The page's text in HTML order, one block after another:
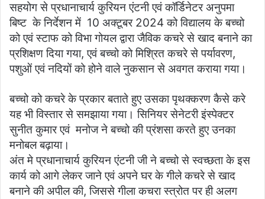
सहयोग से प्रधानाचार्य कुरियन एंटनी एवं कॉर्डिनेटर अनुपमा
बिष्ट के निर्देशन में 10 अक्टूबर 2024 को विद्यालय के बच्चो
को एवं स्टाफ को विभा गोयल द्वारा जैविक कचरे से खाद बनाने का
प्रशिक्षण दिया गया, एवं बच्चो को मिश्रित कचरे से पर्यावरण,
पशुओं एवं नदियों को होने वाले नुकसान से अवगत कराया गया।
बच्चो को कचरे के प्रकार बताते हुए उसका पृथक्करण कैसे करे
यह भी विस्तार से समझाया गया। सिनियर सेनेटरी इंस्पेक्टर
सुनीत कुमार एवं मनोज ने बच्चो की प्रंशसा करते हुए उनका
मनोबल बढ़ाया।
अंत मे प्रधानाचार्य कुरियन एंटनी जी ने बच्चो से स्वच्छता के इस
कार्य को आगे लेकर जाने एवं अपने घर के गीले कचरे से खाद
बनाने की अपील की, जिससे गीला कचरा स्त्रोत पर ही अलग